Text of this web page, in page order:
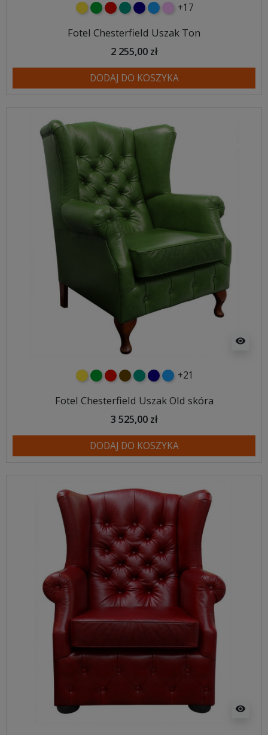
żółtyzielonyczerwony
turkusowy
granatowy
niebieski
różowy
+17
Fotel Chesterfield Uszak Ton
2 255,00 zł
DODAJ DO KOSZYKA
visibility
żółtyzielonyczerwony
czekoladowy
turkusowy
granatowy
niebieski
+21
Fotel Chesterfield Uszak Old skóra
3 525,00 zł
DODAJ DO KOSZYKA
visibility